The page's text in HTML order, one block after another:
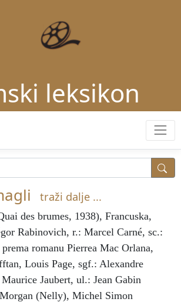
leksikon
traži dalje ...
des brumes, 1938), Francuska,
Rabinovich, r.: Marcel Carné, sc.:
prema romanu Pierrea Mac Orlana,
Louis Page, sgf.: Alexandre
Jaubert, ul.: Jean Gabin
(Nelly), Michel Simon